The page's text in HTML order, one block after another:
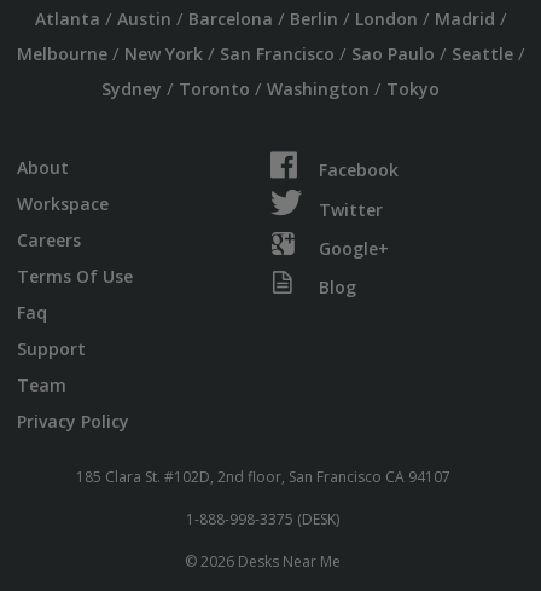
Atlanta / Austin / Barcelona / Berlin / London / Madrid /
Melbourne/ New York/ San Francisco / Sao Paulo / Seattle/
Sydney / Toronto / Washington / Tokyo
About
Workspace
Careers
Terms Of Use
Faq
Support
Team
Privacy Policy
Facebook
Twitter
Google+
Blog
185 Clara St. #102D, 2nd floor, San Francisco CA 94107
1-888-998-3375 (DESK)
© 2026 Desks Near Me